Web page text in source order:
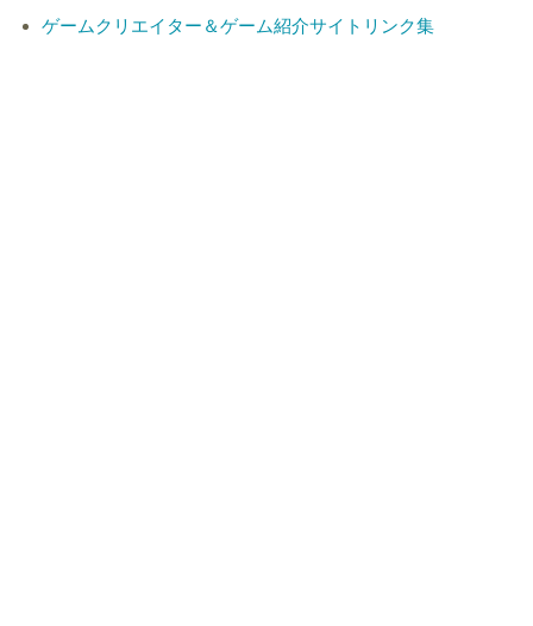
ゲームクリエイター＆ゲーム紹介サイトリンク集